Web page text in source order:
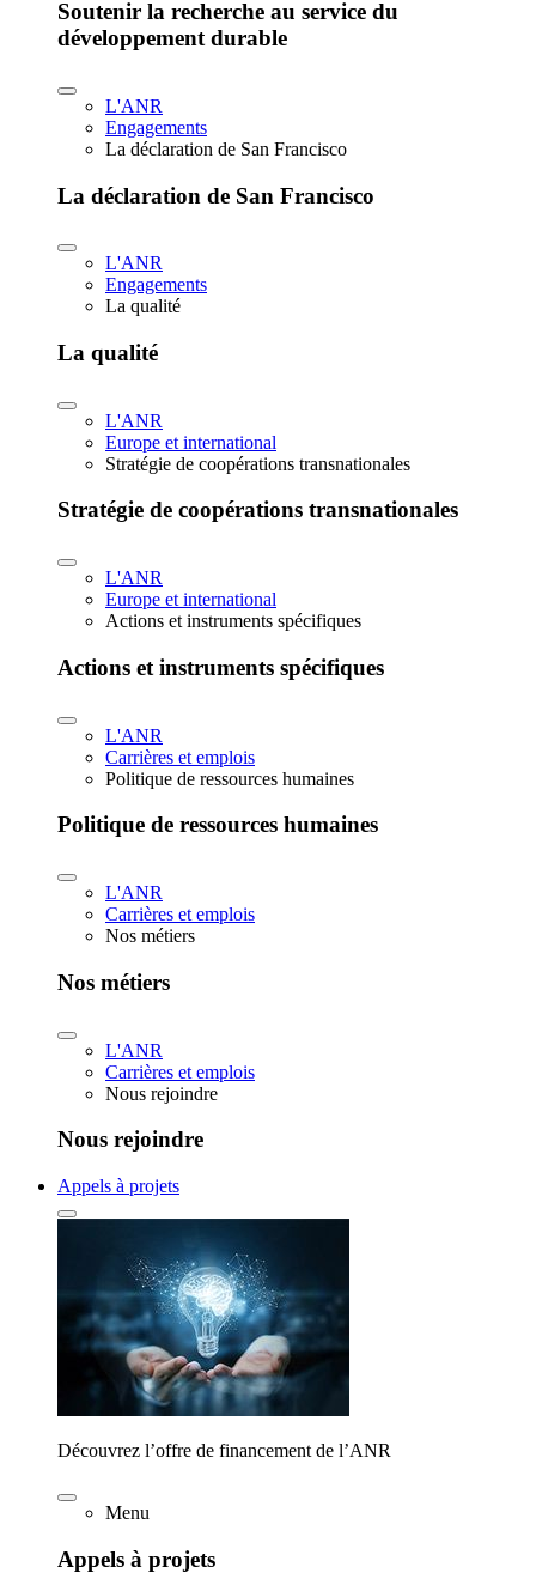
Soutenir la recherche au service du
développement durable
L'ANR
Engagements
La déclaration de San Francisco
La déclaration de San Francisco
L'ANR
Engagements
La qualité
La qualité
L'ANR
Europe et international
Stratégie de coopérations transnationales
Stratégie de coopérations transnationales
L'ANR
Europe et international
Actions et instruments spécifiques
Actions et instruments spécifiques
L'ANR
Carrières et emplois
Politique de ressources humaines
Politique de ressources humaines
L'ANR
Carrières et emplois
Nos métiers
Nos métiers
L'ANR
Carrières et emplois
Nous rejoindre
Nous rejoindre
Appels à projets
Découvrez l’offre de financement de l’ANR
Menu
Appels à projets